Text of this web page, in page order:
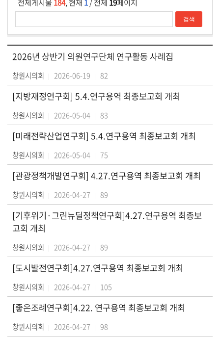
정
활
동
회
의
록
터
넷
방
송
대
마
도
의
날
시
민
마
당
정
보
공
2026년 상반기 의원연구단체 연구활동 사례집
창원시의회 2026-06-19 82
[지방재정연구회] 5.4.연구용역 최종보고회 개최
창원시의회 2026-05-04 83
[미래전략산업연구회] 5.4.연구용역 최종보고회 개최
창원시의회 2026-05-04 75
[관광정책개발연구회] 4.27.연구용역 최종보고회 개최
창원시의회 2026-04-27 89
[기후위기·그린뉴딜정책연구회]4.27.연구용역 최종보
고회 개최
창원시의회 2026-04-27 89
[도시발전연구회]4.27.연구용역 최종보고회 개최
창원시의회 2026-04-27 105
[좋은조례연구회]4.22. 연구용역 최종보고회 개최
창원시의회 2026-04-27 98